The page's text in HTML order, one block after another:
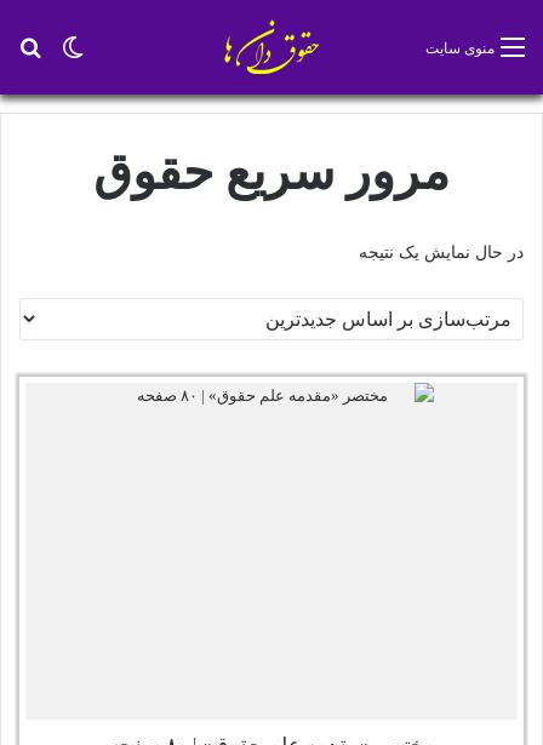
تغییر منوی سایت
مرور سریع حقوق
در حال نمایش یک نتیجه